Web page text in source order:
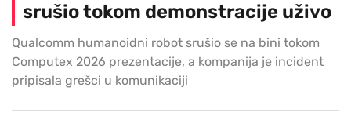
srušio tokom demonstracije uživo
Qualcomm humanoidni robot srušio se na bini tokom
Computex 2026 prezentacije, a kompanija je incident
pripisala grešci u komunikaciji